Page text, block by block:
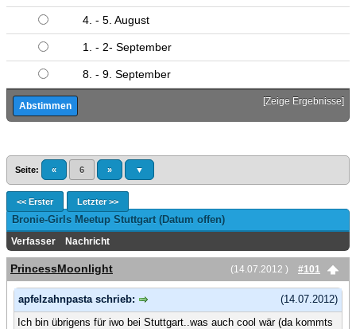
4. - 5. August
1. - 2- September
8. - 9. September
[Zeige Ergebnisse]
Seite: « 6 » ▼
<< Erster Letzter >>
Bronie-Girls Meetup Stuttgart (Datum offen)
Verfasser Nachricht
(14.07.2012 ) #101
PrincessMoonlight
(14.07.2012)
apfelzahnpasta schrieb:
Ich bin übrigens für iwo bei Stuttgart..was auch cool wär (da kommts